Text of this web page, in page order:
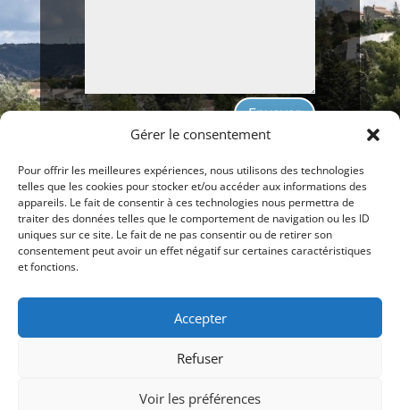
Gérer le consentement
Pour offrir les meilleures expériences, nous utilisons des technologies
telles que les cookies pour stocker et/ou accéder aux informations des
appareils. Le fait de consentir à ces technologies nous permettra de
traiter des données telles que le comportement de navigation ou les ID
uniques sur ce site. Le fait de ne pas consentir ou de retirer son
consentement peut avoir un effet négatif sur certaines caractéristiques
et fonctions.
Accepter
Refuser
Voir les préférences
Envoyer
Nous appeler 06 16 31 11 00
Tous droits réservés.
webmaster et développeur de sites